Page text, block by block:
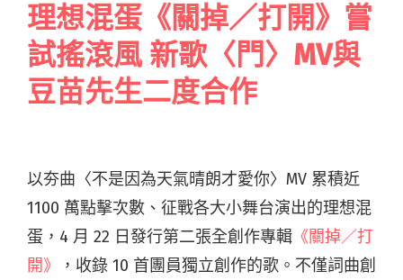
理想混蛋《關掉／打開》嘗
試搖滾風 新歌〈門〉MV與
豆苗先生二度合作
以夯曲〈不是因為天氣晴朗才愛你〉MV 累積近
1100 萬點擊次數、征戰各大小舞台演出的理想混
蛋，4 月 22 日發行第二張全創作專輯 《關掉／打
開》
，收錄 10 首團員獨立創作的歌。不僅詞曲創